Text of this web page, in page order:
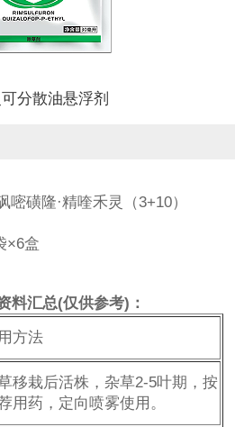
分散油悬浮剂
磺隆·精喹禾灵（3+10）
×6盒
料汇总(仅供参考)：
方法
移栽后活株，杂草2-5叶期，按
用药，定向喷雾使用。